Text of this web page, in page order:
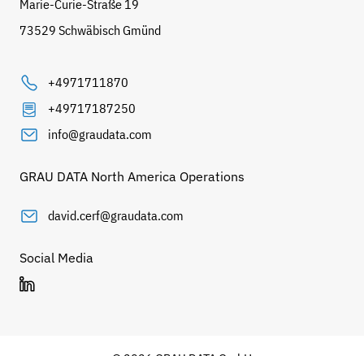
Marie-Curie-Straße 19
73529 Schwäbisch Gmünd
+4971711870
+49717187250
info@graudata.com
GRAU DATA North America Operations
david.cerf@graudata.com
Social Media